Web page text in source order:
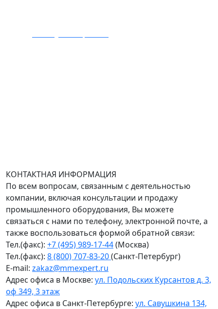
КОНТАКТНАЯ ИНФОРМАЦИЯ
По всем вопросам, связанным с деятельностью
компании, включая консультации и продажу
промышленного оборудования, Вы можете
связаться с нами по телефону, электронной почте, а
также воспользоваться формой обратной связи:
Тел.(факс): +7 (495) 989-17-44(Москва)
Тел.(факс): 8 (800) 707-83-20(Санкт-Петербург)
E-mail: zakaz@mmexpert.ru
Адрес офиса в Москве: ул. Подольских Курсантов д. 3,
оф 349, 3 этаж
Адрес офиса в Санкт-Петербурге: ул. Савушкина 134,